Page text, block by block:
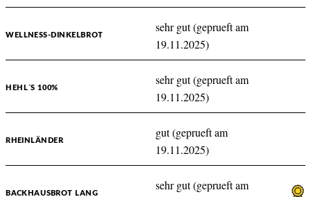
WELLNESS-DINKELBROT
sehr gut (geprueft am
19.11.2025)
HEHL´S 100%
sehr gut (geprueft am
19.11.2025)
RHEINLÄNDER
gut (geprueft am
19.11.2025)
BACKHAUSBROT LANG
sehr gut (geprueft am